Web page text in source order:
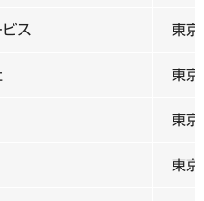
ス 東京
東京
東
東京